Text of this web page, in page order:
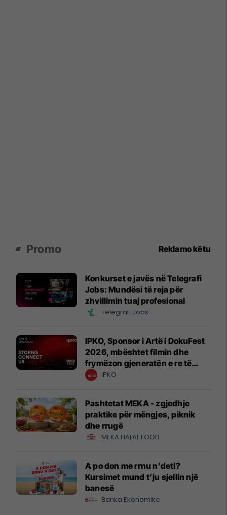
Promo Reklamo këtu
Konkurset e javës në Telegrafi
Jobs: Mundësi të reja për
zhvillimin tuaj profesional
Telegrafi Jobs
IPKO, Sponsor i Artë i DokuFest
2026, mbështet filmin dhe
frymëzon gjeneratën e re të
krijuesve
IPKO
Pashtetat MEKA - zgjedhje
praktike për mëngjes, piknik
dhe rrugë
MEKA HALAL FOOD
A po don me rrnu n’deti?
Kursimet mund t’ju sjellin një
banesë
Banka Ekonomike